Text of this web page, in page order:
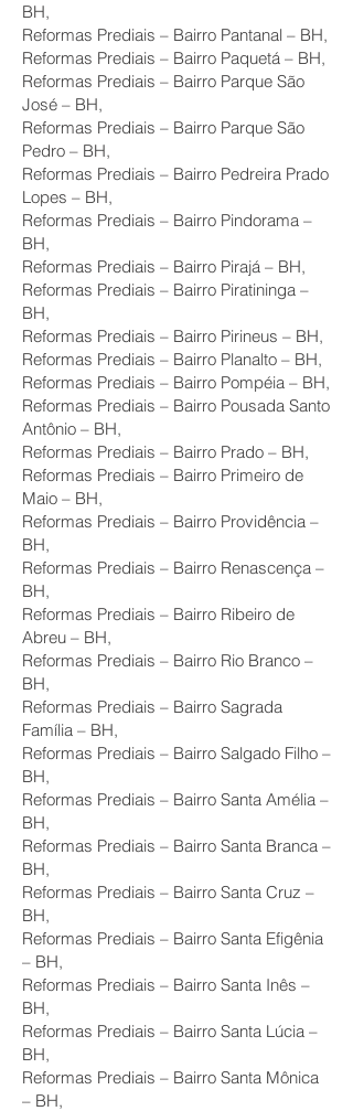
BH,
Reformas Prediais – Bairro Pantanal – BH,
Reformas Prediais – Bairro Paquetá – BH,
Reformas Prediais – Bairro Parque São
José – BH,
Reformas Prediais – Bairro Parque São
Pedro – BH,
Reformas Prediais – Bairro Pedreira Prado
Lopes – BH,
Reformas Prediais – Bairro Pindorama –
BH,
Reformas Prediais – Bairro Pirajá – BH,
Reformas Prediais – Bairro Piratininga –
BH,
Reformas Prediais – Bairro Pirineus – BH,
Reformas Prediais – Bairro Planalto – BH,
Reformas Prediais – Bairro Pompéia – BH,
Reformas Prediais – Bairro Pousada Santo
Antônio – BH,
Reformas Prediais – Bairro Prado – BH,
Reformas Prediais – Bairro Primeiro de
Maio – BH,
Reformas Prediais – Bairro Providência –
BH,
Reformas Prediais – Bairro Renascença –
BH,
Reformas Prediais – Bairro Ribeiro de
Abreu – BH,
Reformas Prediais – Bairro Rio Branco –
BH,
Reformas Prediais – Bairro Sagrada
Família – BH,
Reformas Prediais – Bairro Salgado Filho –
BH,
Reformas Prediais – Bairro Santa Amélia –
BH,
Reformas Prediais – Bairro Santa Branca –
BH,
Reformas Prediais – Bairro Santa Cruz –
BH,
Reformas Prediais – Bairro Santa Efigênia
– BH,
Reformas Prediais – Bairro Santa Inês –
BH,
Reformas Prediais – Bairro Santa Lúcia –
BH,
Reformas Prediais – Bairro Santa Mônica
– BH,